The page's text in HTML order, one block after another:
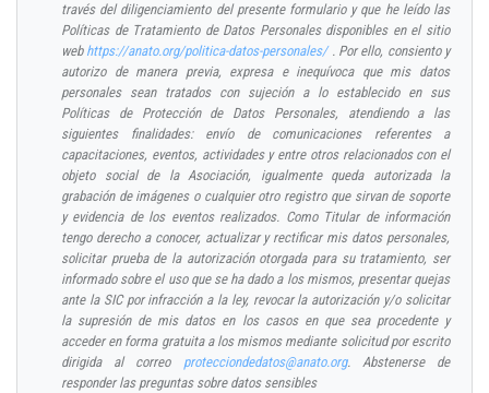
través del diligenciamiento del presente formulario y que he leído las
Políticas de Tratamiento de Datos Personales disponibles en el sitio
web https://anato.org/politica-datos-personales/. Por ello, consiento y
autorizo de manera previa, expresa e inequívoca que mis datos
personales sean tratados con sujeción a lo establecido en sus
Políticas de Protección de Datos Personales, atendiendo a las
siguientes finalidades: envío de comunicaciones referentes a
capacitaciones, eventos, actividades y entre otros relacionados con el
objeto social de la Asociación, igualmente queda autorizada la
grabación de imágenes o cualquier otro registro que sirvan de soporte
y evidencia de los eventos realizados. Como Titular de información
tengo derecho a conocer, actualizar y rectificar mis datos personales,
solicitar prueba de la autorización otorgada para su tratamiento, ser
informado sobre el uso que se ha dado a los mismos, presentar quejas
ante la SIC por infracción a la ley, revocar la autorización y/o solicitar
la supresión de mis datos en los casos en que sea procedente y
acceder en forma gratuita a los mismos mediante solicitud por escrito
dirigida al correo protecciondedatos@anato.org. Abstenerse de
responder las preguntas sobre datos sensibles